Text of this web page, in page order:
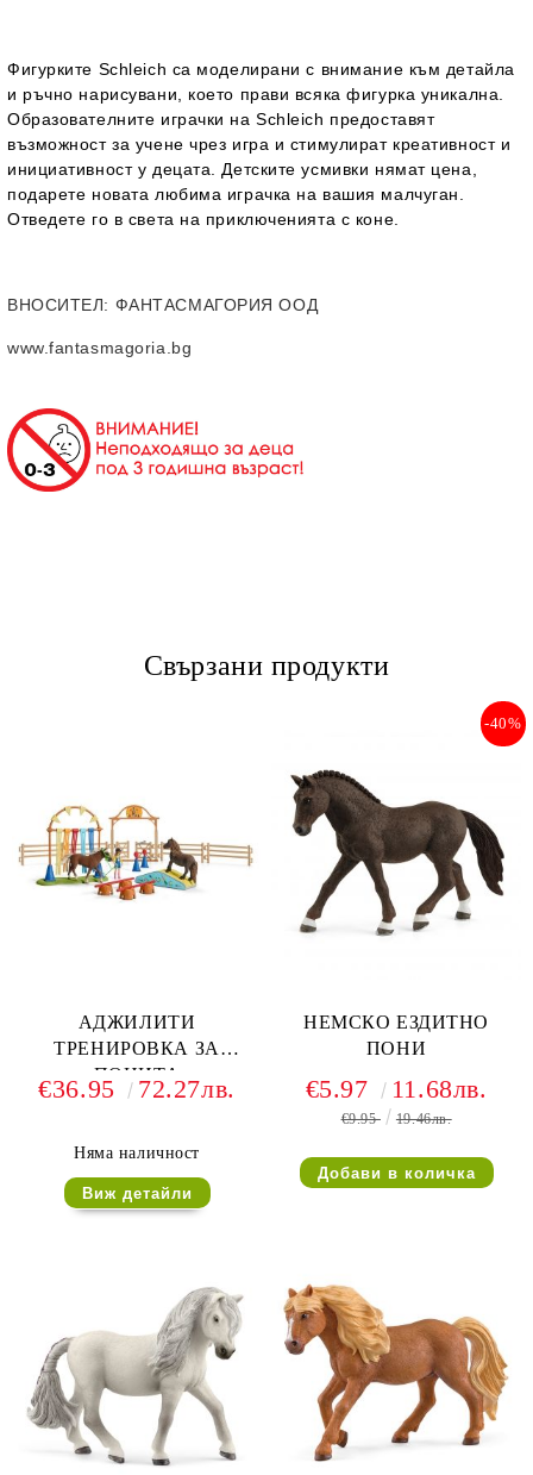
Фигурките Schleich са моделирани с внимание към детайла
и ръчно нарисувани, което прави всяка фигурка уникална.
Образователните играчки на Schleich предоставят
възможност за учене чрез игра и стимулират креативност и
инициативност у децата. Детските усмивки нямат цена,
подарете новата любима играчка на вашия малчуган.
Отведете го в света на приключенията с коне.
ВНОСИТЕЛ: ФАНТАСМАГОРИЯ ООД
www.fantasmagoria.bg
Свързани продукти
АДЖИЛИТИ
ТРЕНИРОВКА ЗА
ПОНИТА
€36.95 72.27лв.
Няма наличност
Виж детайли
НЕМСКО ЕЗДИТНО
ПОНИ
-40%
€5.97 11.68лв.
€9.95 19.46лв.